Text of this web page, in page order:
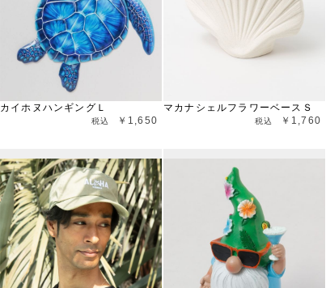
カイホヌハンギングＬ
￥1,650
マカナシェルフラワーベースＳ
￥1,760